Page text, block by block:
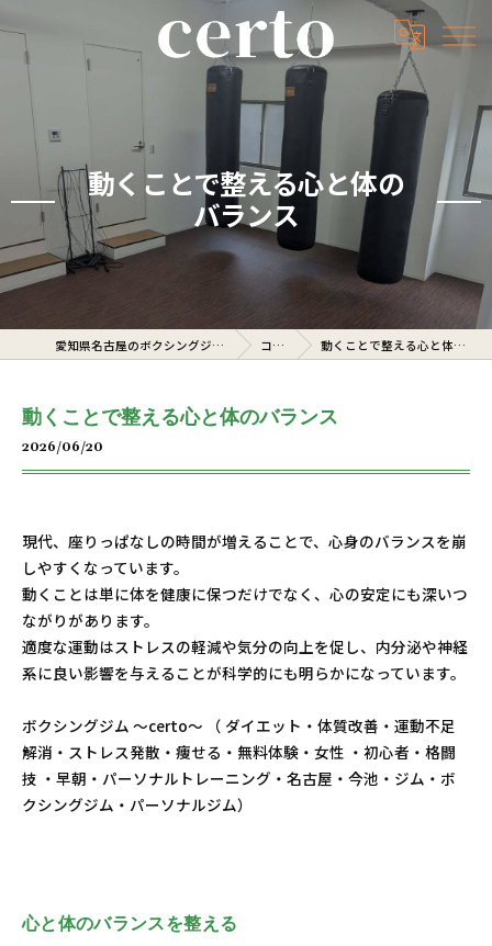
動くことで整える心と体の
バランス
愛知県名古屋のボクシングジムならcerto コラム 動くことで整える心と体のバランス
動くことで整える心と体のバランス
2026/06/20
現代、座りっぱなしの時間が増えることで、心身のバランスを崩
しやすくなっています。
動くことは単に体を健康に保つだけでなく、心の安定にも深いつ
ながりがあります。
適度な運動はストレスの軽減や気分の向上を促し、内分泌や神経
系に良い影響を与えることが科学的にも明らかになっています。
ボクシングジム ～certo～ （ ダイエット・体質改善・運動不足
解消・ストレス発散・痩せる・無料体験・女性 ・初心者・格闘
技 ・早朝・パーソナルトレーニング・名古屋・今池・ジム・ボ
クシングジム・パーソナルジム）
心と体のバランスを整える